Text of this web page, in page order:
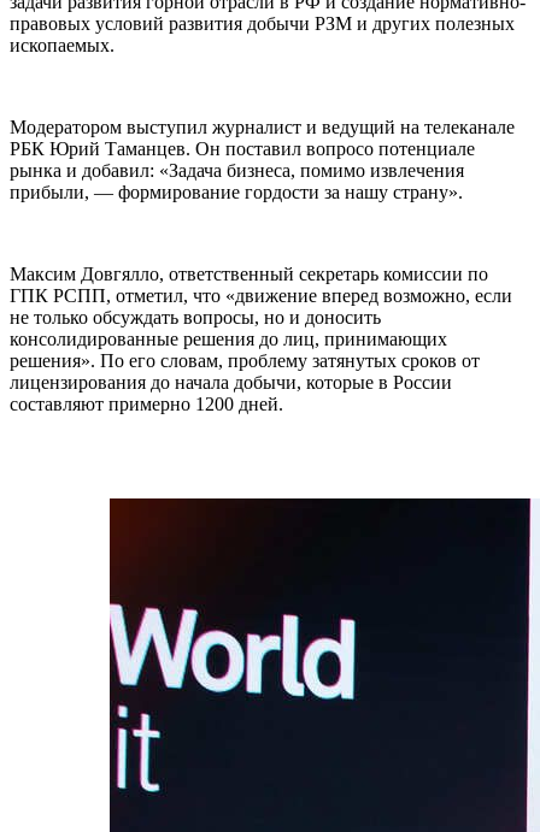
правовых условий развития добычи РЗМ и других полезных
ископаемых.
Модератором выступил журналист и ведущий на телеканале
РБК Юрий Таманцев. Он поставил вопросо потенциале
рынка и добавил: «Задача бизнеса, помимо извлечения
прибыли, — формирование гордости за нашу страну».
Максим Довгялло, ответственный секретарь комиссии по
ГПК РСПП, отметил, что «движение вперед возможно, если
не только обсуждать вопросы, но и доносить
консолидированные решения до лиц, принимающих
решения». По его словам, проблему затянутых сроков от
лицензирования до начала добычи, которые в России
составляют примерно 1200 дней.